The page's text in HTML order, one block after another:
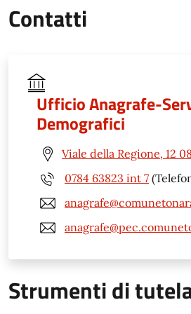
Contatti
Ufficio Anagrafe-
Demografici
Viale della Regione, 12
0784 63823 int 7
Strumenti di